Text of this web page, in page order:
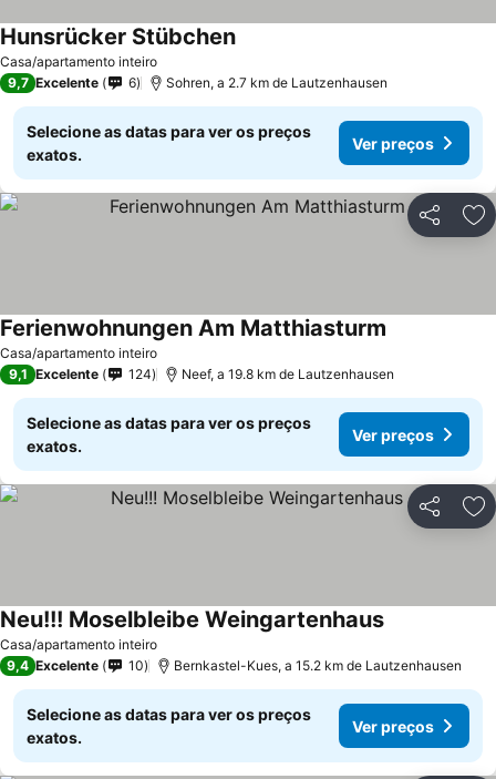
Casa/apartamento inteiro
Hunsrücker Stübchen
9,7 Excelente 6 Sohren, a 2.7 km de Lautzenhausen
Selecione as datas para ver os preços
exatos.
Ver preços
Partilhar
Casa/apartamento inteiro
Ferienwohnungen Am Matthiasturm
9,1 Excelente 124 Neef, a 19.8 km de Lautzenhausen
Selecione as datas para ver os preços
exatos.
Ver preços
Partilhar
Casa/apartamento inteiro
Neu!!! Moselbleibe Weingartenhaus
9,4 Excelente 10 Bernkastel-Kues, a 15.2 km de Lautzenhausen
Selecione as datas para ver os preços
exatos.
Ver preços